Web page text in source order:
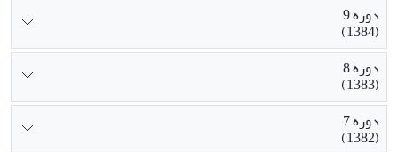
دوره 9
(1384)
دوره 8
(1383)
دوره 7
(1382)